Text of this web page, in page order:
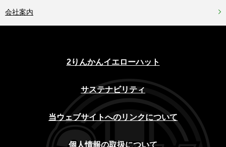
会社案内
2りんかんイエローハット
サステナビリティ
当ウェブサイトへのリンクについて
個人情報の取扱について